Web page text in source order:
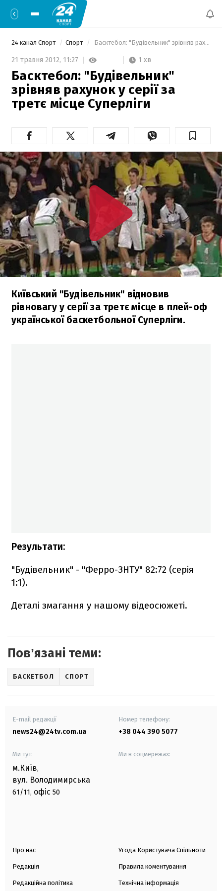
24 канал Спорт Спорт Басктебол: "Будівельник" зрівняв рахунок у серії за третє місце Суперліги
21 травня 2012, 11:27 1 хв
Басктебол: "Будівельник"
зрівняв рахунок у серії за
третє місце Суперліги
Київський "Будівельник" відновив
рівновагу у серії за третє місце в плей-оф
української баскетбольної Суперліги.
Результати:
"Будівельник" - "Ферро-ЗНТУ" 82:72 (серія
1:1).
Деталі змагання у нашому відеосюжеті.
Повʼязані теми:
БАСКЕТБОЛ СПОРТ
E-mail редакції
news24@24tv.com.ua
Номер телефону:
+38 044 390 5077
Ми тут:
м.Київ,
вул. Володимирська
61/11, офіс 50
Ми в соцмережах:
Про нас
Редакція
Редакційна політика
Угода Користувача Спільноти
Правила коментування
Технічна інформація